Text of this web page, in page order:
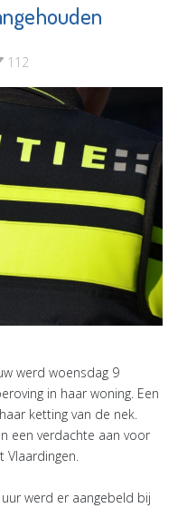
112
werd woensdag 9
in haar woning. Een
ketting van de nek.
een verdachte aan voor
werd er aangebeld bij